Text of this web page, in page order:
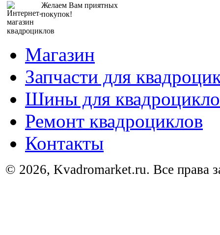
Желаем Вам приятных
покупок!
Магазин
Запчасти для
Шины для
Ремонт квадроциклов
Контакты
© 2026, Kvadromarket.ru. Все права